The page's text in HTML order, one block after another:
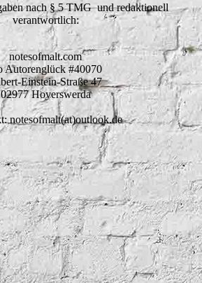
nach § 5 TMG und redaktionell
verantwortlich:
notesofmalt.com
Autorenglück #40070
Einstein-Straße 47
02977 Hoyerswerda
notesofmalt(at)outlook.de